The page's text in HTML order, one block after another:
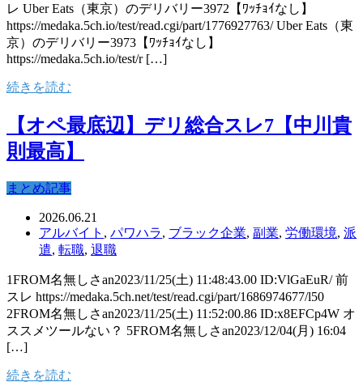
レ Uber Eats（東京）のデリバリー3972【ﾜｯﾁｮｲなし】
https://medaka.5ch.io/test/read.cgi/part/1776927763/ Uber Eats（東
京）のデリバリー3973【ﾜｯﾁｮｲなし】
https://medaka.5ch.io/test/r […]
続きを読む
【オペ最底辺】デリ総合スレ7【中川貴
則最高】
まとめ記事
2026.06.21
アルバイト , パワハラ, ブラック企業, 副業, 労働環境, 派
遣, 転職, 退職
1FROM名無しさan2023/11/25(土) 11:48:43.00 ID:VlGaEuR/ 前
スレ https://medaka.5ch.net/test/read.cgi/part/1686974677/l50
2FROM名無しさan2023/11/25(土) 11:52:00.86 ID:x8EFCp4W オ
ススメツールない？ 5FROM名無しさan2023/12/04(月) 16:04
[…]
続きを読む